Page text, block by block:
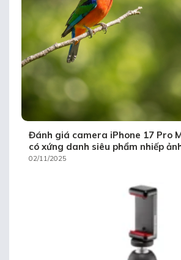
Đánh giá camera iPhone 17 Pro
có xứng danh siêu phẩm nhiếp
02/11/2025